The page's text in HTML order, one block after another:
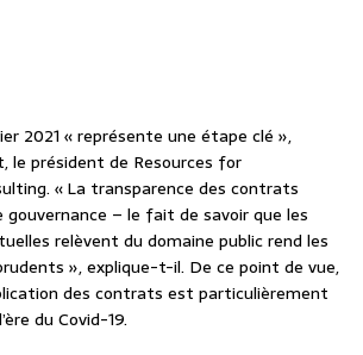
2021 « représente une étape clé »,
le président de Resources for
« La transparence des contrats
gouvernance – le fait de savoir que les
relèvent du domaine public rend les
», explique-t-il. De ce point de vue,
des contrats est particulièrement
du Covid-19.